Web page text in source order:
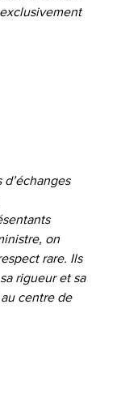
on
rare. Ils
rigueur et sa
centre de